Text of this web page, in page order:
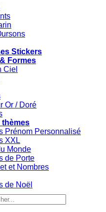
Stickers
Formes
Ciel
Or / Doré
Prénom Personnalisé
XXL
Monde
de Porte
et Nombres
de Noël